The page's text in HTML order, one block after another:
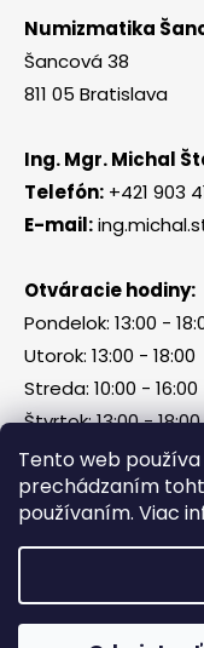
Tento web
prechádzaním
používaním. Viac
Numizmatika
Šancová 38
811 05 Bratislava
Ing. Mgr. Michal
Telefón: +421 903
E-mail:
Otváracie hodiny:
Pondelok: 13:00 -
Utorok: 13:00 - 18:00
Streda: 10:00 - 16:00
Štvrtok: 13:00 - 18:00
Piatok, sobota,